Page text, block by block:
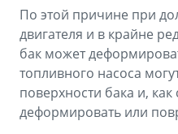
По этой причине при
двигателя и в крайне
бак может
топливного насоса
поверхности бака и, как
деформировать или